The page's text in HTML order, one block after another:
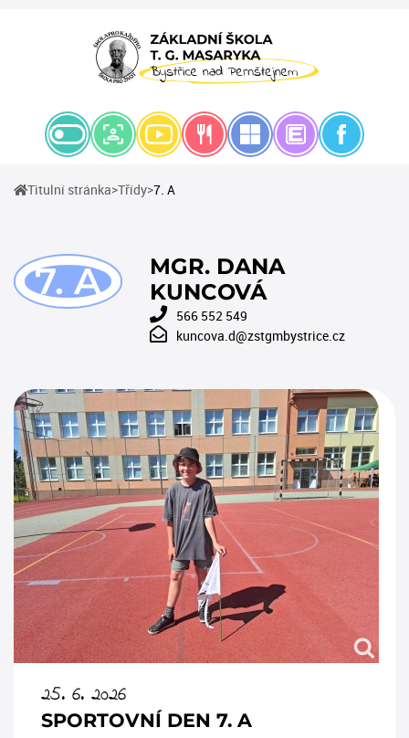
Titulní stránka(current)
Třídy(current)
7. A
7. A
MGR. DANA
KUNCOVÁ
566 552 549
kuncova.d@zstgmbystrice.cz
25. 6. 2026
SPORTOVNÍ DEN 7. A